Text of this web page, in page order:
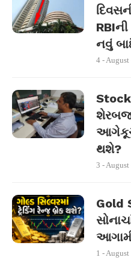
નવું
4 - August
થશે?
3 - August
Gold
1 - August